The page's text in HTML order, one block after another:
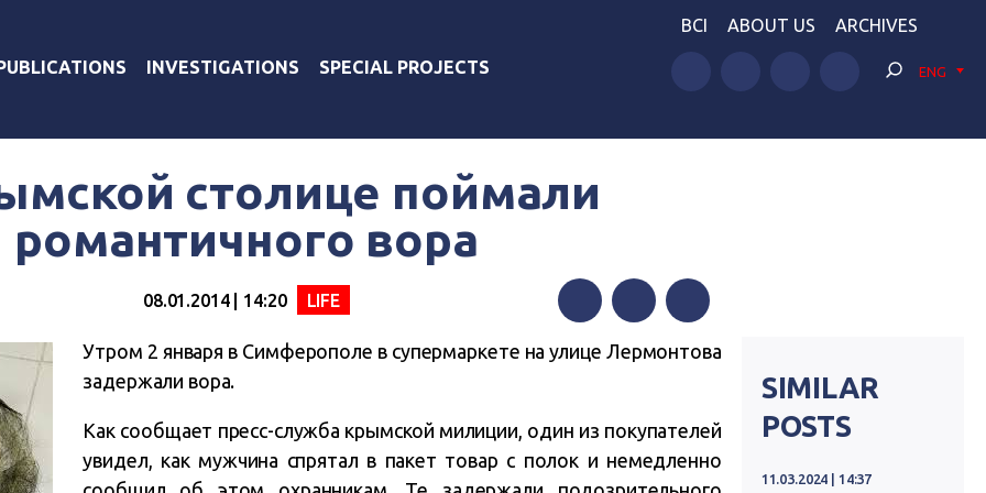
INVESTIGATIONS SPECIAL PROJECTS
BCI ABOUT US ARCHIVES
ENG
столице поймали
романтичного вора
08.01.2014 | 14:20 LIFE
FacebookTwitter Telegram
Утром 2 января в Симферополе в супермаркете на улице Лермонтова
задержали вора.
Как сообщает пресс-служба крымской милиции, один из покупателей
увидел, как мужчина спрятал в пакет товар с полок и немедленно
SIMILAR
POSTS
11.03.2024 | 14:37